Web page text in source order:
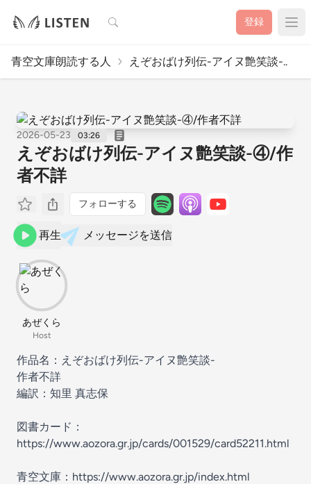
検索 登録
青空文庫朗読する人 えぞおばけ列伝-アイヌ艶笑談-..
2026-05-23 03:26
えぞおばけ列伝-アイヌ艶笑談-④/作
者不詳
フォローする
再生 メッセージを送信
あぜくら
Host
作品名：えぞおばけ列伝-アイヌ艶笑談-
作者不詳
編訳：知里 真志保
図書カード：
https://www.aozora.gr.jp/cards/001529/card52211.html
青空文庫：https://www.aozora.gr.jp/index.html